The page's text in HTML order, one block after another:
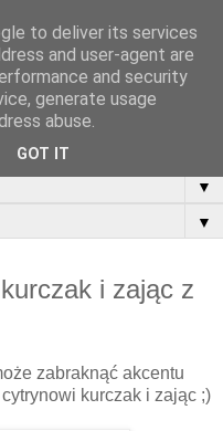
▼
▼
i zając z
zabraknąć akcentu
kurczak i zając ;)
to deliver its services
and user-agent are
and security
generate usage
abuse.
GOT IT